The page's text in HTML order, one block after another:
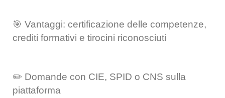
🎯 Vantaggi: certificazione delle competenze,
crediti formativi e tirocini riconosciuti
✏️ Domande con CIE, SPID o CNS sulla
piattaforma